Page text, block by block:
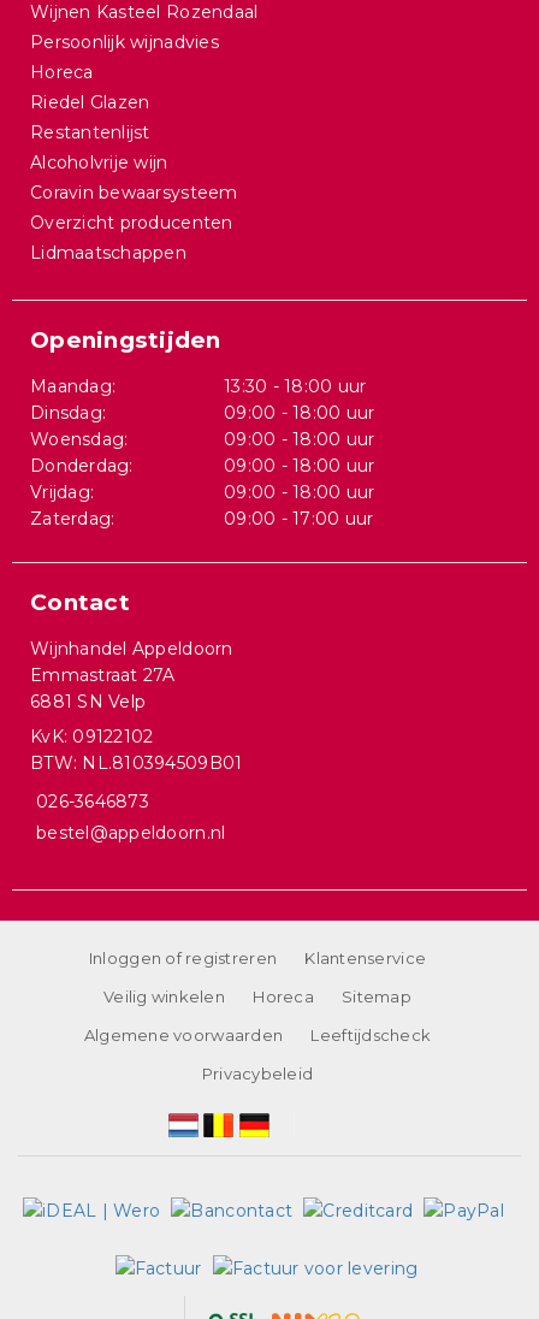
Wijnen Kasteel Rozendaal
Persoonlijk wijnadvies
Horeca
Riedel Glazen
Restantenlijst
Alcoholvrije wijn
Coravin bewaarsysteem
Overzicht producenten
Lidmaatschappen
Openingstijden
Maandag:
13:30 - 18:00 uur
Dinsdag:
09:00 - 18:00 uur
Woensdag:
09:00 - 18:00 uur
Donderdag:
09:00 - 18:00 uur
Vrijdag:
09:00 - 18:00 uur
Zaterdag:
09:00 - 17:00 uur
Contact
Wijnhandel Appeldoorn
Emmastraat 27A
6881 SN Velp
KvK: 09122102
BTW: NL.810394509B01
026-3646873
bestel@appeldoorn.nl
Inloggen of registreren
Klantenservice
Veilig winkelen
Horeca
Sitemap
Algemene voorwaarden
Leeftijdscheck
Privacybeleid